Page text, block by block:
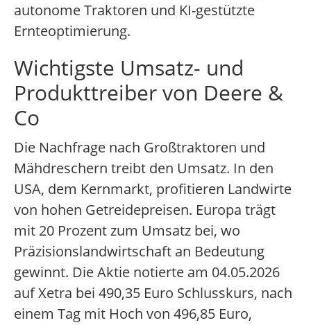
autonome Traktoren und KI-gestützte
Ernteoptimierung.
Wichtigste Umsatz- und
Produkttreiber von Deere &
Co
Die Nachfrage nach Großtraktoren und
Mähdreschern treibt den Umsatz. In den
USA, dem Kernmarkt, profitieren Landwirte
von hohen Getreidepreisen. Europa trägt
mit 20 Prozent zum Umsatz bei, wo
Präzisionslandwirtschaft an Bedeutung
gewinnt. Die Aktie notierte am 04.05.2026
auf Xetra bei 490,35 Euro Schlusskurs, nach
einem Tag mit Hoch von 496,85 Euro,